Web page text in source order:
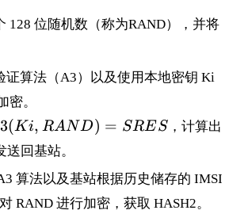
128 位随机数（称为RAND），并将
证算法（A3）以及使用本地密钥 Ki
密。
RAND)=SRES
3(Ki, RA N D) = S RES，计算出
送回基站。
算法以及基站根据历史储存的 IMSI
RAND 进行加密，获取 HASH2。